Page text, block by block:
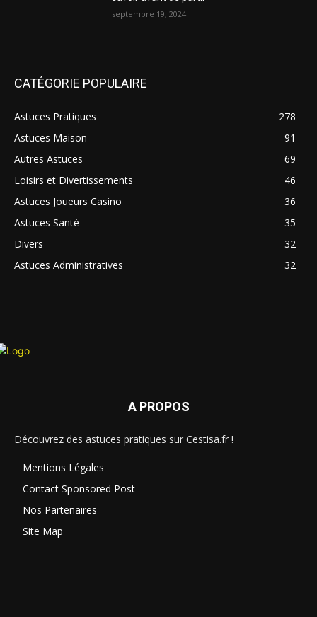
septembre 19, 2024
CATÉGORIE POPULAIRE
Astuces Pratiques
278
Astuces Maison
91
Autres Astuces
69
Loisirs et Divertissements
46
Astuces Joueurs Casino
36
Astuces Santé
35
Divers
32
Astuces Administratives
32
A PROPOS
Découvrez des astuces pratiques sur Cestisa.fr !
Mentions Légales
Contact Sponsored Post
Nos Partenaires
Site Map